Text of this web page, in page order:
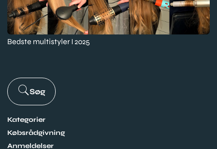
Bedste multistyler I 2025
Søg
Kategorier
Købsrådgivning
Anmeldelser